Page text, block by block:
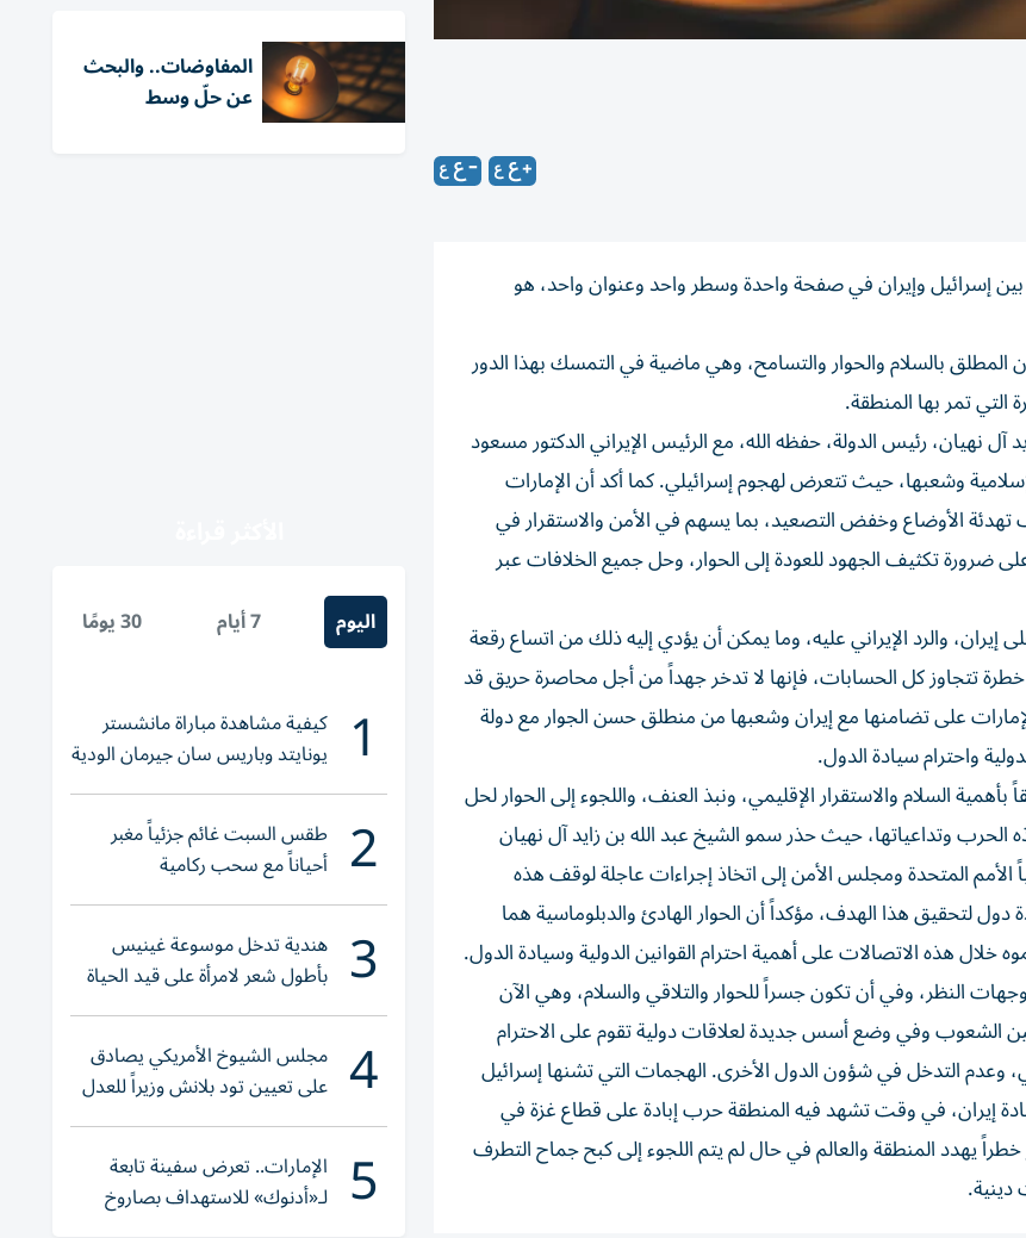
بين إسرائيل وإيران في صفحة واحدة وسطر واحد وعنوان واحد، هو
بالسلام والحوار والتسامح، وهي ماضية في التمسك بهذا الدور
تمر بها المنطقة.
نهيان، رئيس الدولة، حفظه الله، مع الرئيس الإيراني الدكتور مسعود
وشعبها، حيث تتعرض لهجوم إسرائيلي. كما أكد أن الإمارات
الأوضاع وخفض التصعيد، بما يسهم في الأمن والاستقرار في
ضرورة تكثيف الجهود للعودة إلى الحوار، وحل جميع الخلافات عبر
والرد الإيراني عليه، وما يمكن أن يؤدي إليه ذلك من اتساع رقعة
تتجاوز كل الحسابات، فإنها لا تدخر جهداً من أجل محاصرة حريق قد
على تضامنها مع إيران وشعبها من منطلق حسن الجوار مع دولة
واحترام سيادة الدول.
السلام والاستقرار الإقليمي، ونبذ العنف، واللجوء إلى الحوار لحل
الحرب وتداعياتها، حيث حذر سمو الشيخ عبد الله بن زايد آل نهيان
المتحدة ومجلس الأمن إلى اتخاذ إجراءات عاجلة لوقف هذه
لتحقيق هذا الهدف، مؤكداً أن الحوار الهادئ والدبلوماسية هما
هذه الاتصالات على أهمية احترام القوانين الدولية وسيادة الدول.
النظر، وفي أن تكون جسراً للحوار والتلاقي والسلام، وهي الآن
الشعوب وفي وضع أسس جديدة لعلاقات دولية تقوم على الاحترام
وعدم التدخل في شؤون الدول الأخرى. الهجمات التي تشنها إسرائيل
إيران، في وقت تشهد فيه المنطقة حرب إبادة على قطاع غزة في
يهدد المنطقة والعالم في حال لم يتم اللجوء إلى كبح جماح التطرف
المفاوضات.. والبحث
عن حلّ وسط
اليوم 7 أيام 30 يومًا
1 كيفية مشاهدة مباراة مانشستر
يونايتد وباريس سان جيرمان الودية
والقنوات الناقلة
2 طقس السبت غائم جزئياً مغبر
أحياناً مع سحب ركامية
3 هندية تدخل موسوعة غينيس
بأطول شعر لامرأة على قيد الحياة
4 مجلس الشيوخ الأمريكي يصادق
على تعيين تود بلانش وزيراً للعدل
5 الإمارات.. تعرض سفينة تابعة
لـ«أدنوك» للاستهداف بصاروخ